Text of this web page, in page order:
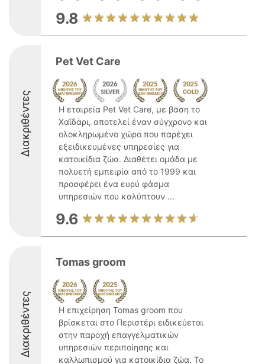
9.8
Διακριθέντες
Pet Vet Care
Η εταιρεία Pet Vet Care, με βάση το
Χαϊδάρι, αποτελεί έναν σύγχρονο και
ολοκληρωμένο χώρο που παρέχει
εξειδικευμένες υπηρεσίες για
κατοικίδια ζώα. Διαθέτει ομάδα με
πολυετή εμπειρία από το 1999 και
προσφέρει ένα ευρύ φάσμα
υπηρεσιών που καλύπτουν ...
9.6
Διακριθέντες
Tomas groom
Η επιχείρηση Tomas groom που
βρίσκεται στο Περιστέρι ειδικεύεται
στην παροχή επαγγελματικών
υπηρεσιών περιποίησης και
καλλωπισμού για κατοικίδια ζώα. Το